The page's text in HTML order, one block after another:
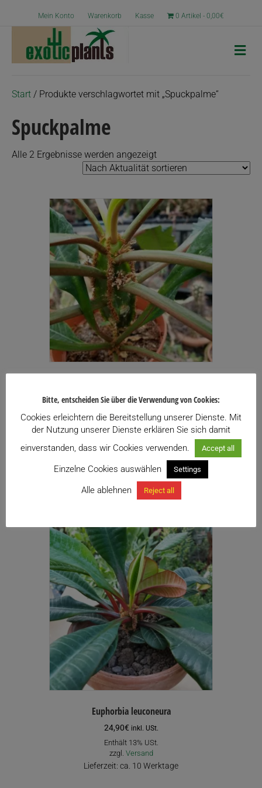
Mein Konto Warenkorb Kasse 0 Artikel 0,00€
N
a
Start / Produkte verschlagwortet mit „Spuckpalme“
Spuckpalme
Alle 2 Ergebnisse werden angezeigtNach
Aktualität
9,90€ inkl. USt.
Enthält 13% USt.
zzgl.
Versand
Zu meiner Wunschliste hinzufügen
Weiterlesen
Euphorbia leuconeura
24,90€ inkl. USt.
Enthält 13% USt.
zzgl. Versand
Lieferzeit: ca. 10 Werktage
Bitte, entscheiden Sie über die Verwendung von Cookies:
Cookies erleichtern die Bereitstellung unserer Dienste. Mit
der Nutzung unserer Dienste erklären Sie sich damit
einverstanden, dass wir Cookies verwenden.
Accept all
Einzelne Cookies auswählen Settings
Alle ablehnen Reject all